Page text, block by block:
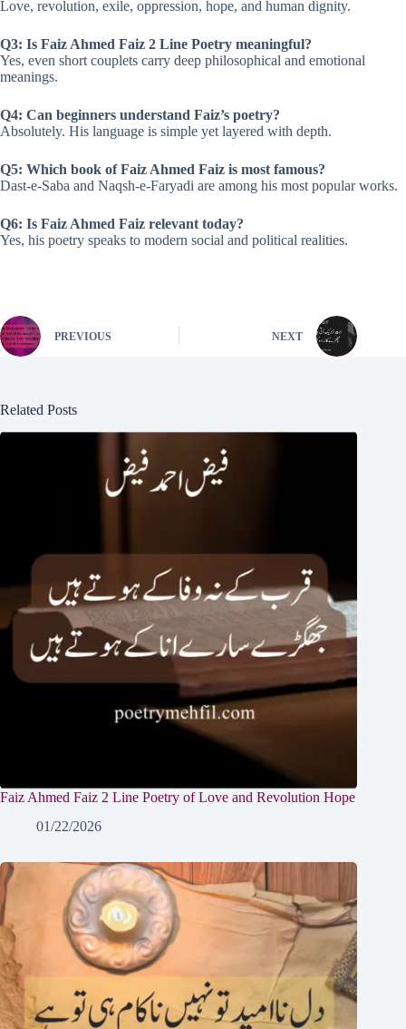
Love, revolution, exile, oppression, hope, and human dignity.
Q3: Is Faiz Ahmed Faiz 2 Line Poetry meaningful?
Yes, even short couplets carry deep philosophical and emotional
meanings.
Q4: Can beginners understand Faiz’s poetry?
Absolutely. His language is simple yet layered with depth.
Q5: Which book of Faiz Ahmed Faiz is most famous?
Dast-e-Saba and Naqsh-e-Faryadi are among his most popular works.
Q6: Is Faiz Ahmed Faiz relevant today?
Yes, his poetry speaks to modern social and political realities.
PREVIOUS NEXT
Related Posts
Faiz Ahmed Faiz 2 Line Poetry of Love and Revolution Hope
01/22/2026